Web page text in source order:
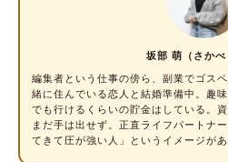
坂部 萌（さかべ
編集者という仕事の傍ら、副業でゴス
緒に住んでいる恋人と結婚準備中。趣
でも行けるくらいの貯金はしている。
まだ手は出せず。正直ライフパートナ
てきて圧が強い人」というイメージが